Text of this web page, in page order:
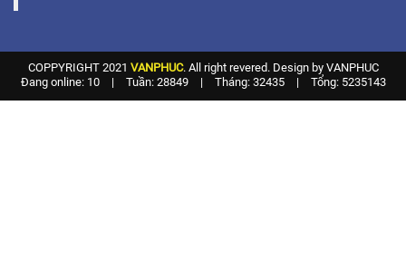
COPPYRIGHT 2021 VANPHUC. All right revered. Design by VANPHUC
Đang online: 10
| Tuần: 28849 | Tháng: 32435 | Tổng: 5235143